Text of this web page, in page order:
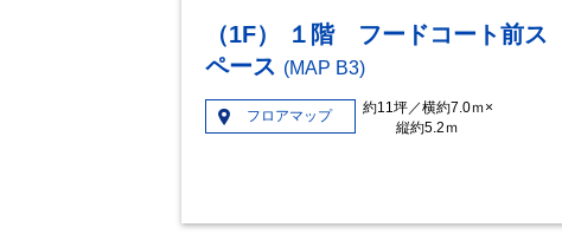
（1F） １階 フードコート前ス
ペース (MAP B3)
フロアマップ
約11坪／横約7.0ｍ×
縦約5.2ｍ